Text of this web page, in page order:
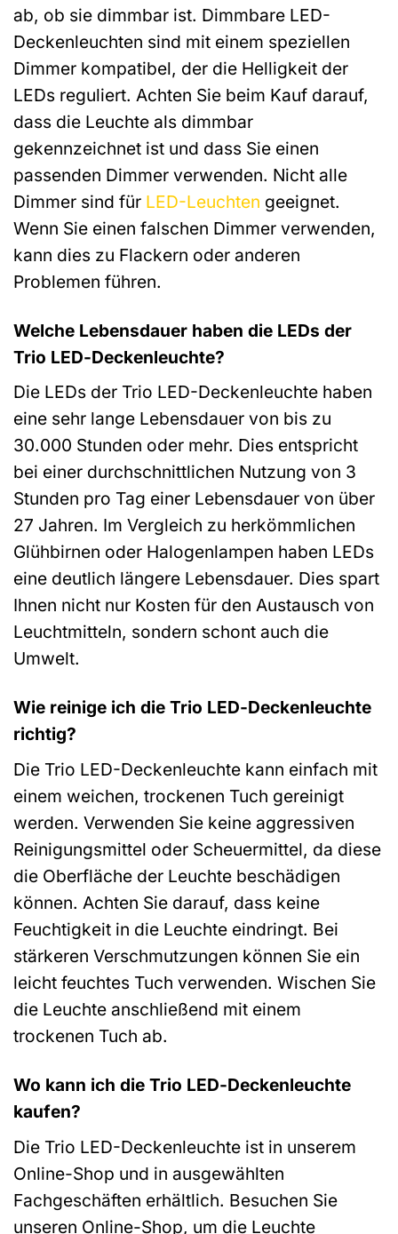
ab, ob sie dimmbar ist. Dimmbare LED-
Deckenleuchten sind mit einem speziellen
Dimmer kompatibel, der die Helligkeit der
LEDs reguliert. Achten Sie beim Kauf darauf,
dass die Leuchte als dimmbar
gekennzeichnet ist und dass Sie einen
passenden Dimmer verwenden. Nicht alle
Dimmer sind für LED-Leuchten geeignet.
Wenn Sie einen falschen Dimmer verwenden,
kann dies zu Flackern oder anderen
Problemen führen.
Welche Lebensdauer haben die LEDs der
Trio LED-Deckenleuchte?
Die LEDs der Trio LED-Deckenleuchte haben
eine sehr lange Lebensdauer von bis zu
30.000 Stunden oder mehr. Dies entspricht
bei einer durchschnittlichen Nutzung von 3
Stunden pro Tag einer Lebensdauer von über
27 Jahren. Im Vergleich zu herkömmlichen
Glühbirnen oder Halogenlampen haben LEDs
eine deutlich längere Lebensdauer. Dies spart
Ihnen nicht nur Kosten für den Austausch von
Leuchtmitteln, sondern schont auch die
Umwelt.
Wie reinige ich die Trio LED-Deckenleuchte
richtig?
Die Trio LED-Deckenleuchte kann einfach mit
einem weichen, trockenen Tuch gereinigt
werden. Verwenden Sie keine aggressiven
Reinigungsmittel oder Scheuermittel, da diese
die Oberfläche der Leuchte beschädigen
können. Achten Sie darauf, dass keine
Feuchtigkeit in die Leuchte eindringt. Bei
stärkeren Verschmutzungen können Sie ein
leicht feuchtes Tuch verwenden. Wischen Sie
die Leuchte anschließend mit einem
trockenen Tuch ab.
Wo kann ich die Trio LED-Deckenleuchte
kaufen?
Die Trio LED-Deckenleuchte ist in unserem
Online-Shop und in ausgewählten
Fachgeschäften erhältlich. Besuchen Sie
unseren Online-Shop, um die Leuchte